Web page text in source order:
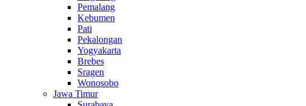
Pemalang
Kebumen
Pati
Pekalongan
Yogyakarta
Brebes
Sragen
Wonosobo
Jawa Timur